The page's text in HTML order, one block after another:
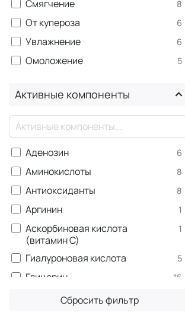
Смягчение 8
От купероза 6
Увлажнение 6
Омоложение 5
Анти-акне 4
Очищение 4
Себорегуляция 4
Антиоксидантное действие 3
Выравнивание тона 3
От пигментации 3
Антибактериальное действие 2
Отшелушивание 2
Питание
Лифтинг
Активные компоненты
Аденозин 6
Аминокислоты 8
Антиоксиданты 8
Аргинин 1
Аскорбиновая кислота
(витамин С)
1
Гиалуроновая кислота 5
Глицерин 16
Диоксид титана
Сбросить фильтр